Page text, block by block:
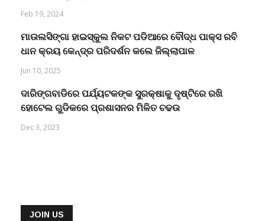
Feb 19, 2024
ମାଉଲସିଙ୍ଗା ହାଇସ୍କୁଲ ନିକଟ ପଡିଆରେ ବୌଦ୍ଧ ପାକ୍ସ ରବି
ଧାନ କ୍ରୟ କେନ୍ଦ୍ର ପରିଦର୍ଶନ କଲେ ଜିଲ୍ଲାପାଳ
Jun 10, 2025
ଦାରିଙ୍ଗବାଡିରେ ପର୍ଯ୍ୟଟକଙ୍କ ସୁରକ୍ଷାକୁ ଦୃଷ୍ଟିରେ ରଖି
ହୋଟେଲ ଗୁଡିକରେ ପ୍ରଶାସନର ମିଳିତ ଚଢଉ
Dec 3, 2023
JOIN US